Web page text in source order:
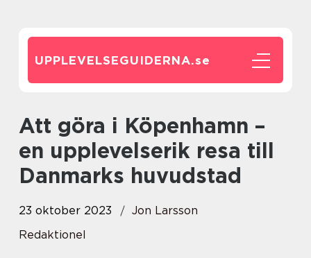
UPPLEVELSEGUIDERNA.se
Att göra i Köpenhamn –
en upplevelserik resa till
Danmarks huvudstad
23 oktober 2023
Jon Larsson
Redaktionel